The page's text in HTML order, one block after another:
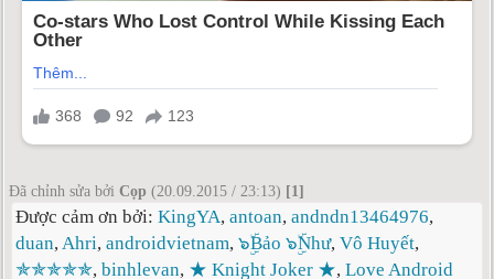
Đã chỉnh sửa bởi Cọp (20.09.2015 / 23:13) [1]
Được cảm ơn bởi: KingYA, antoan, andndn13464976,
duan,Ahri, androidvietnam, ๖ۣۜBảo ๖ۣۜNhư, Vô Huyết,
✯✯✯✯✯, binhlevan, ★ Knight Joker ★, Love Android